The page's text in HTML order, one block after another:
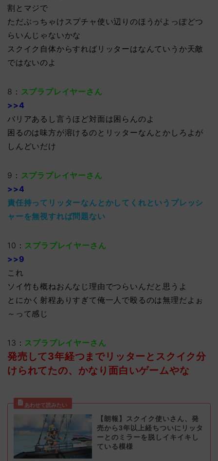
割とマジで
ただぶっちゃけスプチャ使い辺りのほうがよっぽどつ
らいんじゃないかな
スクイク自体からすればリッターはなんていうか天敵
ではないのよ
8： スプラプレイヤーさん
>>4
バリアあるし言うほど対面は困らんのよ
困るのは味方が溶けるのとリッターなんとかしろよが
しんどいだけ
9： スプラプレイヤーさん
>>4
責任持ってリッターなんとかしてくれというプレッシ
ャーを無視すれば問題ない
10： スプラプレイヤーさん
>>9
これ
ソイ竹も概ねおんなじ理由でつらいんだと思うよ
とにかく射程ありすぎて俺一人で殴るのは無理だよぉ
～って感じ
13： スプラプレイヤーさん
発売して3年経つまでリッターとスクイク分
けられてたの、かなり面白いゲームやな
【朗報】スクイク使いさん、発
売から3年以上経ちついにリッタ
ーとのミラーを脱しイキイキし
ている模様